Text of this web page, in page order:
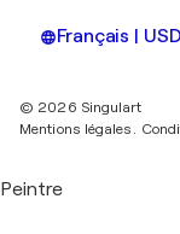
Français | USD
© 2026 Singulart
Mentions légales.
Peintre